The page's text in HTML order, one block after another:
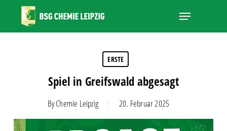
main
Menu
ERSTE
Spiel in Greifswald abgesagt
ByChemie Leipzig 20. Februar 2025
Close